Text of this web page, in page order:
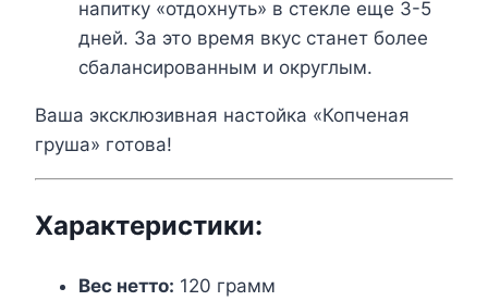
напитку «отдохнуть» в стекле еще 3-5
дней. За это время вкус станет более
сбалансированным и округлым.
Ваша эксклюзивная настойка «Копченая
груша» готова!
Характеристики:
Вес нетто: 120 грамм